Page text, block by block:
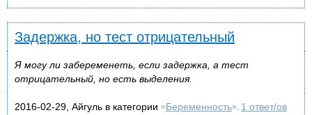
Задержка, но тест отрицательный
Я могу ли забеременеть, если задержка, а тест
отрицательный, но есть выделения.
2016-02-29, Айгуль в категории «Беременность», 1 ответ/ов